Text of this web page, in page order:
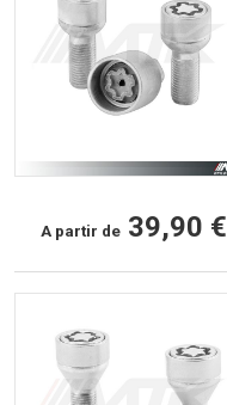
A partir de 39,90 €